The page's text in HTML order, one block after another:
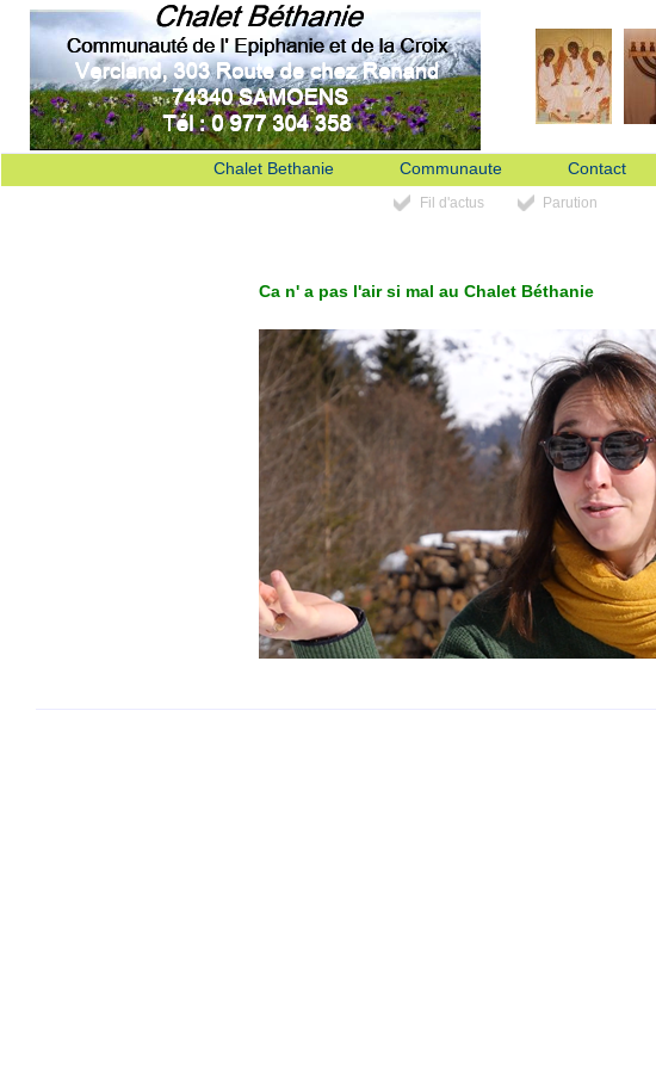
Chalet Bethanie Communaute Contact
Fil d'actus Parution
Ca n' a pas l'air si mal au Chalet Béthanie